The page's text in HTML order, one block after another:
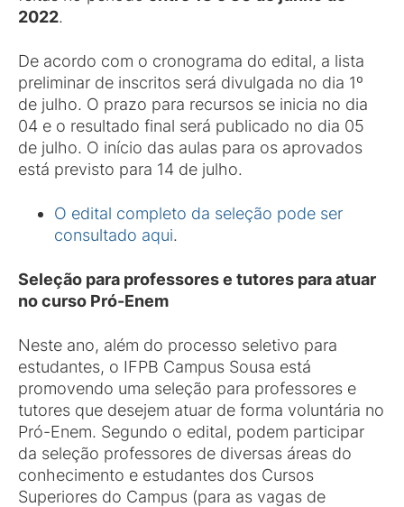
2022.
De acordo com o cronograma do edital, a lista
preliminar de inscritos será divulgada no dia 1º
de julho. O prazo para recursos se inicia no dia
04 e o resultado final será publicado no dia 05
de julho. O início das aulas para os aprovados
está previsto para 14 de julho.
O edital completo da seleção pode ser
consultado aqui.
Seleção para professores e tutores para atuar
no curso Pró-Enem
Neste ano, além do processo seletivo para
estudantes, o IFPB Campus Sousa está
promovendo uma seleção para professores e
tutores que desejem atuar de forma voluntária no
Pró-Enem. Segundo o edital, podem participar
da seleção professores de diversas áreas do
conhecimento e estudantes dos Cursos
Superiores do Campus (para as vagas de